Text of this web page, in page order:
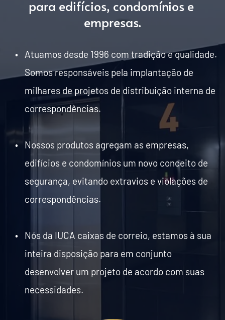
para edifícios, condomínios e
empresas.
Atuamos desde 1996 com tradição e qualidade.
Somos responsáveis pela implantação de
milhares de projetos de distribuição interna de
correspondências.
Nossos produtos agregam as empresas,
edifícios e condomínios um novo conceito de
segurança, evitando extravios e violações de
correspondências.
Nós da IUCA caixas de correio, estamos à sua
inteira disposição para em conjunto
desenvolver um projeto de acordo com suas
necessidades.